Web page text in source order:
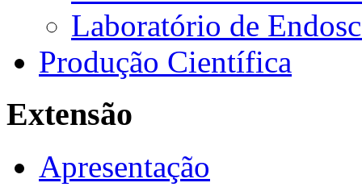
Laboratório de
Produção Científica
Extensão
Apresentação